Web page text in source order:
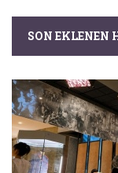
SON EKLENEN